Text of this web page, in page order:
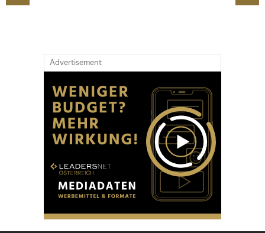
weiteren Daten zusammen, die Sie ihnen bereitgestellt
Advertisement